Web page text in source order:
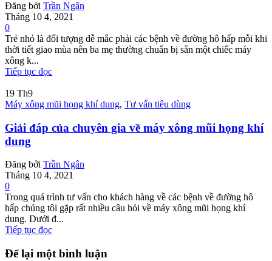
Đăng bởi Trần Ngân
Tháng 10 4, 2021
0
Trẻ nhỏ là đối tượng dễ mắc phải các bệnh về đường hô hấp mỗi khi
thời tiết giao mùa nên ba mẹ thường chuẩn bị sẵn một chiếc máy
xông k...
Tiếp tục đọc
19 Th9
Máy xông mũi họng khí dung, Tư vấn tiêu dùng
Giải đáp của chuyên gia về máy xông mũi họng khí
dung
Đăng bởi Trần Ngân
Tháng 10 4, 2021
0
Trong quá trình tư vấn cho khách hàng về các bệnh về đường hô
hấp chúng tôi gặp rất nhiều câu hỏi về máy xông mũi họng khí
dung. Dưới đ...
Tiếp tục đọc
Để lại một bình luận